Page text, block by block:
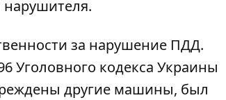
нарушителя.
за нарушение ПДД.
Уголовного кодекса Украины
другие машины, был